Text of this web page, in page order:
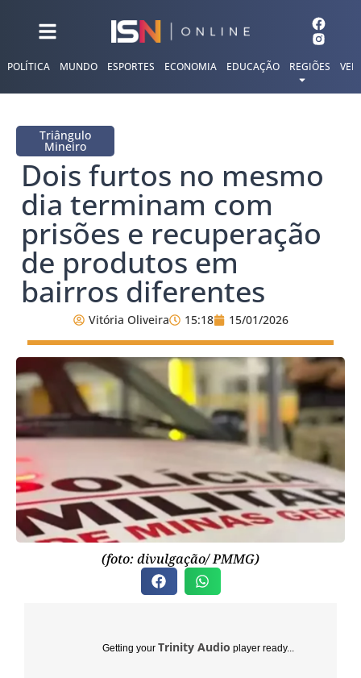
POLÍTICA MUNDO ESPORTES ECONOMIA EDUCAÇÃO REGIÕES
Triângulo
Mineiro
Dois furtos no mesmo
dia terminam com
prisões e recuperação
de produtos em
bairros diferentes
Vitória Oliveira 15:18 15/01/2026
(foto: divulgação/ PMMG)
Getting your Trinity Audio player ready...